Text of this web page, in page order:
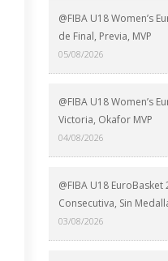
@FIBA U18 Women’s
de Final, Previa, MVP
05/08/2026
@FIBA U18 Women’s
Victoria, Okafor MVP
04/08/2026
@FIBA U18
Consecutiva, Sin
03/08/2026